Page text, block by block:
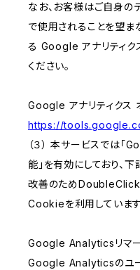
なお、お客様はご自身の
で使用されることを望
る Google アナリティク
ください。
Google アナリティクス
https://
（３） 本サービスでは
能」を有効にしており、
改善のため
Cookieを利用しています
Google Analyticsリマー
Google Analyticsのユ